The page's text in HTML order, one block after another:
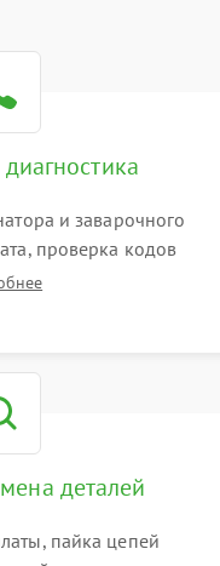
и заварочного
проверка кодов
работы помпы,
деталей
пайка цепей